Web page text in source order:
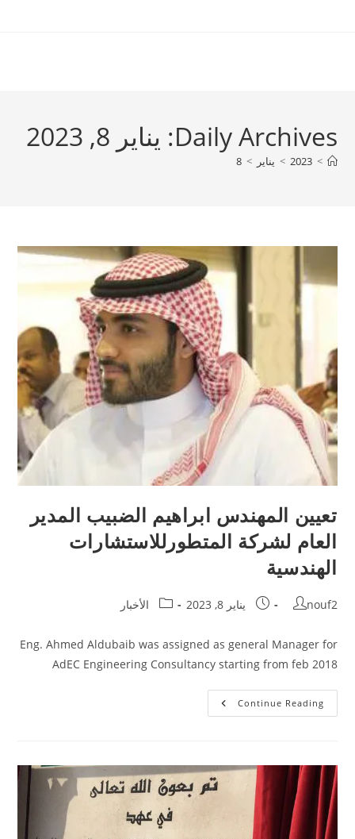
Daily Archives: يناير 8, 2023
>
2023
> يناير >
8
تعيين المهندس ابراهيم الضبيب المدير
العام لشركة المتطورللاستشارات
الهندسية
Post
nouf2
Post
يناير 8, 2023
Post
الأخبار
Eng. Ahmed Aldubaib was assigned as general Manager for
AdEC Engineering Consultancy starting from feb 2018
Continue Readingتعيين
المهندس
لشركة
المتطورللاستشارات
الهندسية